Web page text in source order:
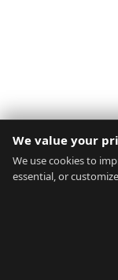
We value your
We use cookies to
essential, or